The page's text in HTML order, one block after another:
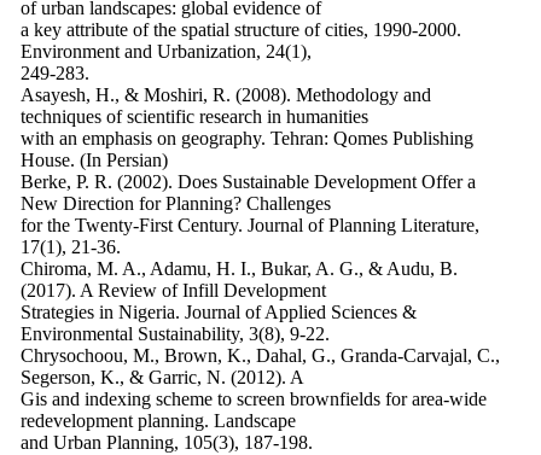
of urban landscapes: global evidence of
a key attribute of the spatial structure of cities, 1990-2000.
Environment and Urbanization, 24(1),
249-283.
Asayesh, H., & Moshiri, R. (2008). Methodology and
techniques of scientific research in humanities
with an emphasis on geography. Tehran: Qomes Publishing
House. (In Persian)
Berke, P. R. (2002). Does Sustainable Development Offer a
New Direction for Planning? Challenges
for the Twenty-First Century. Journal of Planning Literature,
17(1), 21-36.
Chiroma, M. A., Adamu, H. I., Bukar, A. G., & Audu, B.
(2017). A Review of Infill Development
Strategies in Nigeria. Journal of Applied Sciences &
Environmental Sustainability, 3(8), 9-22.
Chrysochoou, M., Brown, K., Dahal, G., Granda-Carvajal, C.,
Segerson, K., & Garric, N. (2012). A
Gis and indexing scheme to screen brownfields for area-wide
redevelopment planning. Landscape
and Urban Planning, 105(3), 187-198.